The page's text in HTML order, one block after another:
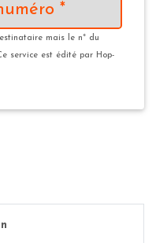
*
mais le n° du
service est édité par Hop-